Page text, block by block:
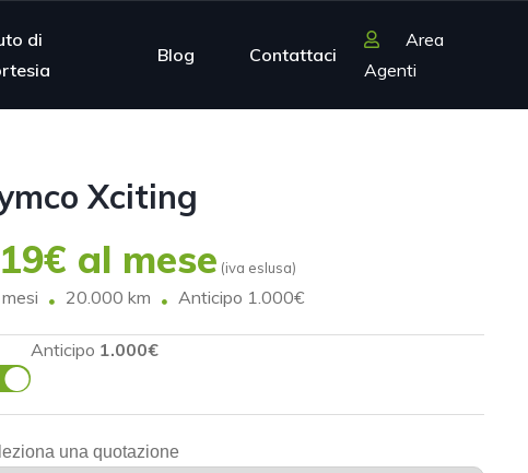
di
Blog Contattaci
Area
Agenti
Xciting
al mese (iva eslusa)
20.000 km Anticipo 1.000€
Anticipo 1.000€
una quotazione